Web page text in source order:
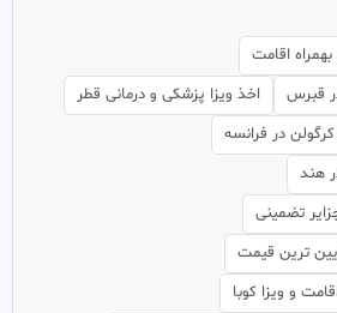
اقامت
قبرس
اخذ ویزا پزشکی و درمانی قطر
در فرانسه
هند
تضمینی
ترین قیمت
و ویزا کوبا